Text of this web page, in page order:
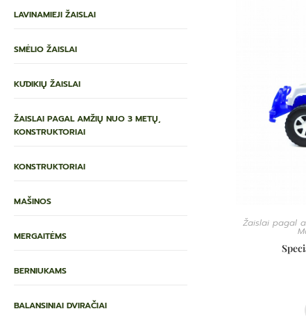
LAVINAMIEJI ŽAISLAI
SMĖLIO ŽAISLAI
KŪDIKIŲ ŽAISLAI
ŽAISLAI PAGAL AMŽIŲ NUO 3 METŲ,
KONSTRUKTORIAI
KONSTRUKTORIAI
MAŠINOS
MERGAITĖMS
BERNIUKAMS
BALANSINIAI DVIRAČIAI
Žaislai pagal